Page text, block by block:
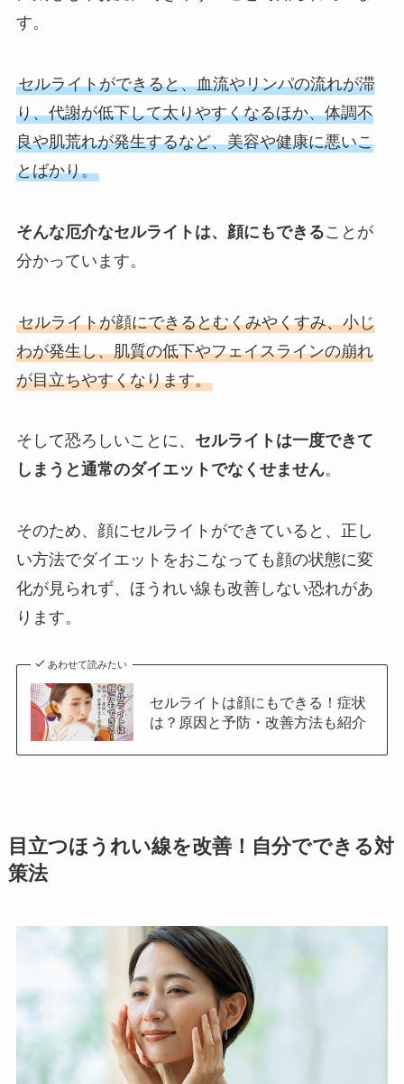
す。
セルライトができると、血流やリンパの流れが滞
り、代謝が低下して太りやすくなるほか、体調不
良や肌荒れが発生するなど、美容や健康に悪いこ
とばかり。
そんな厄介なセルライトは、顔にもできることが
分かっています。
セルライトが顔にできるとむくみやくすみ、小じ
わが発生し、肌質の低下やフェイスラインの崩れ
が目立ちやすくなります。
そして恐ろしいことに、 セルライトは一度できて
しまうと通常のダイエットでなくせません。
そのため、顔にセルライトができていると、正し
い方法でダイエットをおこなっても顔の状態に変
化が見られず、ほうれい線も改善しない恐れがあ
ります。
あわせて読みたい
セルライトは顔にもできる！症状
は？原因と予防・改善方法も紹介
目立つほうれい線を改善！自分でできる対
策法